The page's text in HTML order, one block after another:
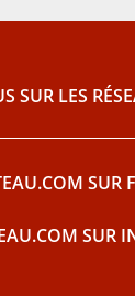
SUR LES
SUR
SUR